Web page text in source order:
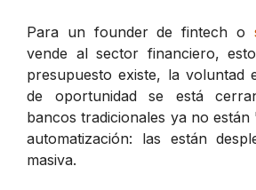
Para un founder de fintech o
vende al sector financiero,
presupuesto existe, la voluntad
de oportunidad se está
bancos tradicionales ya no
automatización: las están
masiva.